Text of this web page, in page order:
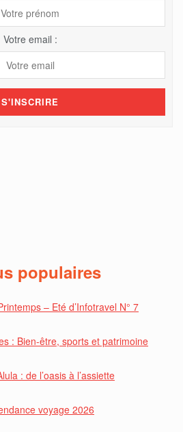
Votre email :
populaires
– Eté d’Infotravel N° 7
: Bien-être, sports et patrimoine
: de l’oasis à l’assiette
voyage 2026